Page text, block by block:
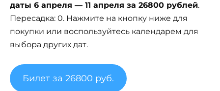
даты 6 апреля — 11 апреля за 26800 рублей.
Пересадка: 0. Нажмите на кнопку ниже для
покупки или воспользуйтесь календарем для
выбора других дат.
Билет за 26800 руб.